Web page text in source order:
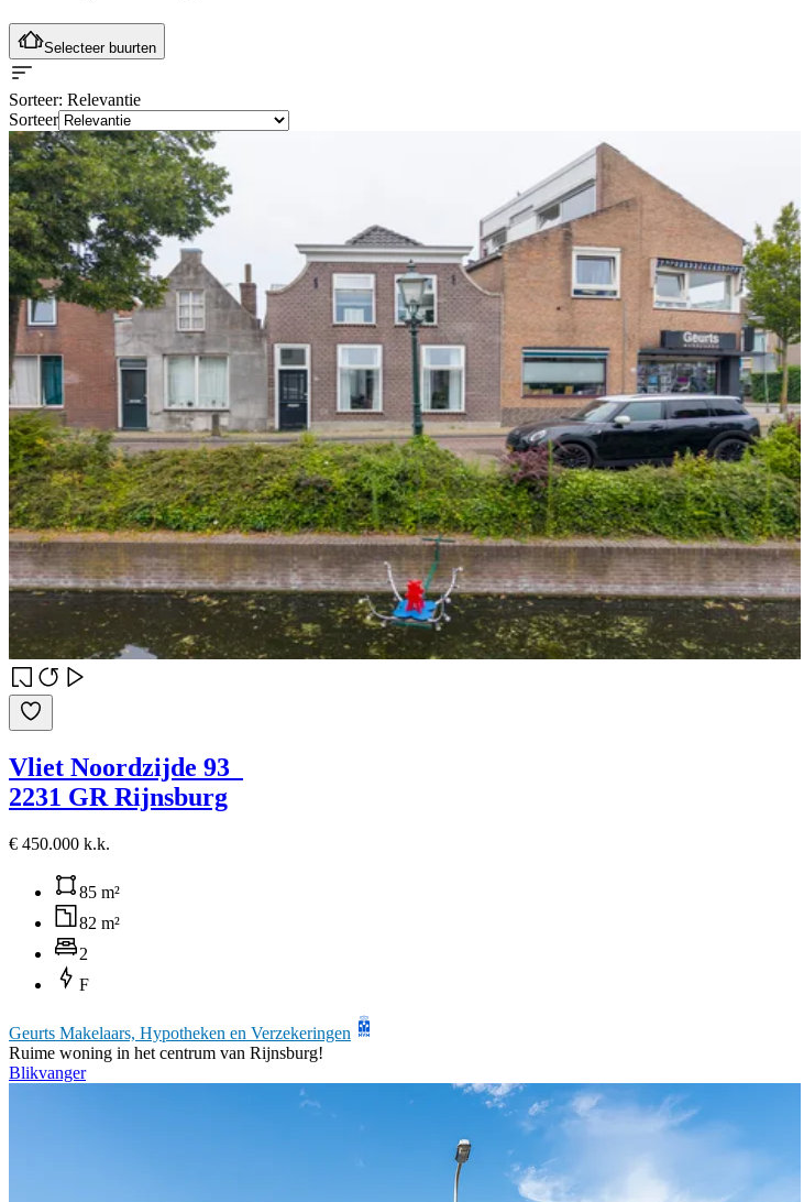
Selecteer buurten
Sorteer: Relevantie
Sorteer
Vliet Noordzijde 93
2231 GR Rijnsburg
€ 450.000 k.k.
85 m²
82 m²
2
F
Geurts Makelaars, Hypotheken en Verzekeringen
Ruime woning in het centrum van Rijnsburg!
Blikvanger